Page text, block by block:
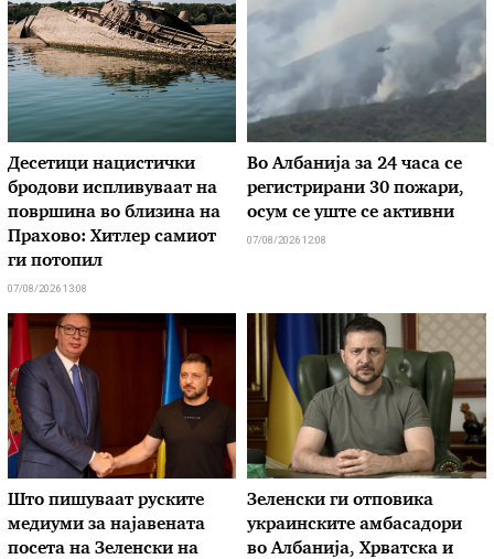
Десетици нацистички
бродови испливуваат на
површина во близина на
Прахово: Хитлер самиот
ги потопил
07/08/2026 13:08
Во Албанија за 24 часа се
регистрирани 30 пожари,
осум се уште се активни
07/08/2026 12:08
Што пишуваат руските
медиуми за најавената
посета на Зеленски на
Зеленски ги отповика
украинските амбасадори
во Албанија, Хрватска и